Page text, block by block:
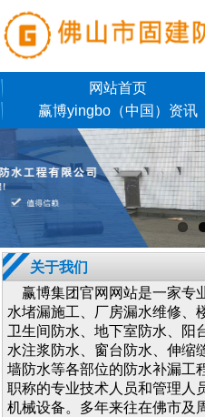
网站首页
赢博yingbo（中国）资讯
关于我们
赢博集团官网网站是一家专
水堵漏施工、厂房漏水维修、
卫生间防水、地下室防水、阳
水注浆防水、窗台防水、伸缩
墙防水等各部位的防水补漏工
职称的专业技术人员和管理人
机械设备。多年来往在佛市及